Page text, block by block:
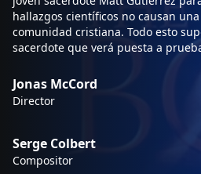
hallazgos científicos no causan
comunidad cristiana. Todo esto
sacerdote que verá puesta a
Jonas McCord
Director
Serge Colbert
Compositor